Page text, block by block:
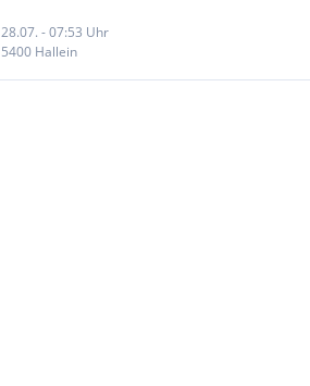
28.07. - 07:53 Uhr
5400 Hallein